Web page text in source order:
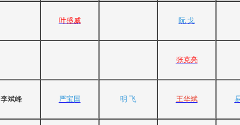
叶盛威 阮 戈
张克亮
李斌峰 严宝国 明 飞 王华斌